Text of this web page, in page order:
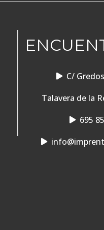
C/
Talavera de la
695